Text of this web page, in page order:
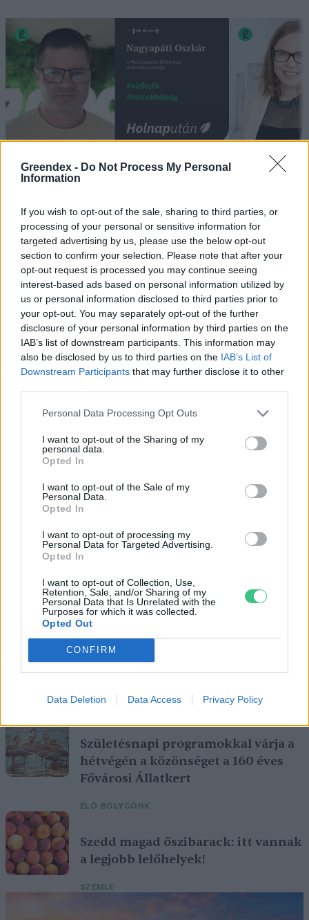
Greendex - Do Not Process My Personal
Information
If you wish to opt-out of the sale, sharing to third parties, or
processing of your personal or sensitive information for
targeted advertising by us, please use the below opt-out
section to confirm your selection. Please note that after your
opt-out request is processed you may continue seeing
interest-based ads based on personal information utilized by
us or personal information disclosed to third parties prior to
your opt-out. You may separately opt-out of the further
disclosure of your personal information by third parties on the
IAB’s list of downstream participants. This information may
also be disclosed by us to third parties on the IAB’s List of
Downstream Participants that may further disclose it to other
Personal Data Processing Opt Outs
I want to opt-out of the Sharing of my
personal data.
Opted In
I want to opt-out of the Sale of my
Personal Data.
Opted In
I want to opt-out of processing my
Personal Data for Targeted Advertising.
Opted In
I want to opt-out of Collection, Use,
Retention, Sale, and/or Sharing of my
Personal Data that Is Unrelated with the
Purposes for which it was collected.
Opted Out
CONFIRM
Data Deletion Data Access Privacy Policy
„Mindegy már, hogy milyen
víz, csak víz legyen” |
Holnapután
Greendex 55:58
A
Cickafark – Az évezredek óta
ismert gyógynövény
EGÉSZSÉGÜNK Börzsey Barbara 1 perc
pedig ma is számos betegség ellen használják.
Születésnapi programokkal várja a
hétvégén a közönséget a 160 éves
Fővárosi Állatkert
ÉLŐ BOLYGÓNK
Szedd magad őszibarack: itt vannak
a legjobb lelőhelyek!
SZEMLE